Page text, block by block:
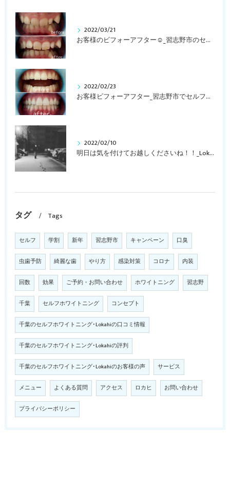
2022/03/21
お客様のビフォーアフター☺︎_習志野市のセルフホワイトニングサロンLokahi
2022/02/23
お客様ビフォーアフター_習志野市でセルフホワイトニング！Lokahi
2022/02/10
明日は気を付けてお越しくださいね！！_Lokahi
タグ Tags
セルフ 学割 新年 習志野市 キャンペーン 口臭
虫歯予防 綺麗な歯 やり方 感染対策 コロナ 内装
回数 効果 ご予約・お問い合わせ ホワイトニング 習志野
千葉 セルフホワイトニング コンセプト
千葉のセルフホワイトニング･Lokahiの口コミ情報
千葉のセルフホワイトニング･Lokahiの評判
千葉のセルフホワイトニング･Lokahiのお客様の声 サービス
メニュー よくある質問 アクセス ロカヒ お問い合わせ
プライバシーポリシー